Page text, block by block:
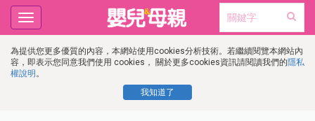
為提供您更多優質的內容，本網站使用cookies分析技術。若繼續閱覽本網站內
容，即表示您同意我們使用 cookies， 關於更多cookies資訊請閱讀我們的隱私
權說明 。
我知道了
Toggle
navigation